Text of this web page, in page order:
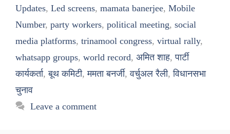
Updates, Led screens, mamata banerjee, Mobile
Number, party workers, political meeting, social
media platforms, trinamool congress, virtual rally,
whatsapp groups, world record, अमित शाह,पार्टी
कार्यकर्ता,बूथ कमिटी,ममता बनर्जी,वर्चुअल रैली,विधानसभा
चुनाव
Leave a comment